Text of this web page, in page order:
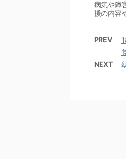
病気や障
援の内容
PREV
NEXT